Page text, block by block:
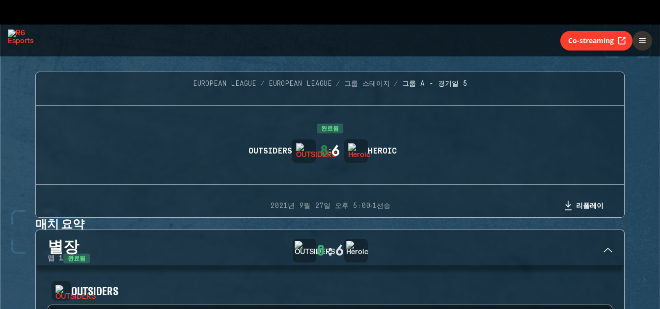
Co-streaming
EUROPEAN LEAGUE EUROPEAN LEAGUE 그룹 스테이지 그룹 A - 경기일 5
완료됨
OUTSIDERS 8:6 HEROIC
2021년 9월 27일 오후 5:00·1선승 리플레이
매치 요약
별장
맵 1 완료됨 8:6
OUTSIDERS